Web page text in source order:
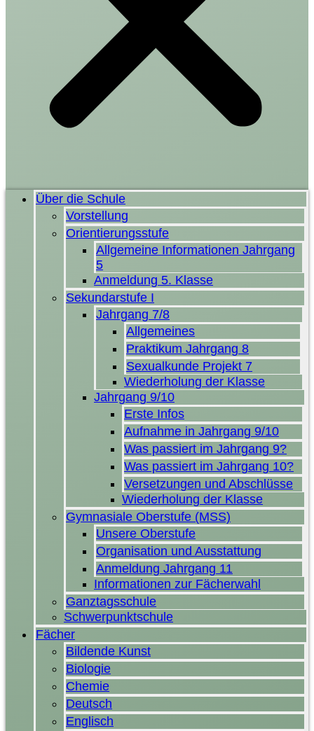
Über die Schule
Vorstellung
Orientierungsstufe
Allgemeine Informationen Jahrgang
5
Anmeldung 5. Klasse
Sekundarstufe I
Jahrgang 7/8
Allgemeines
Praktikum Jahrgang 8
Sexualkunde Projekt 7
Wiederholung der Klasse
Jahrgang 9/10
Erste Infos
Aufnahme in Jahrgang 9/10
Was passiert im Jahrgang 9?
Was passiert im Jahrgang 10?
Versetzungen und Abschlüsse
Wiederholung der Klasse
Gymnasiale Oberstufe (MSS)
Unsere Oberstufe
Organisation und Ausstattung
Anmeldung Jahrgang 11
Informationen zur Fächerwahl
Ganztagsschule
Schwerpunktschule
Fächer
Bildende Kunst
Biologie
Chemie
Deutsch
Englisch